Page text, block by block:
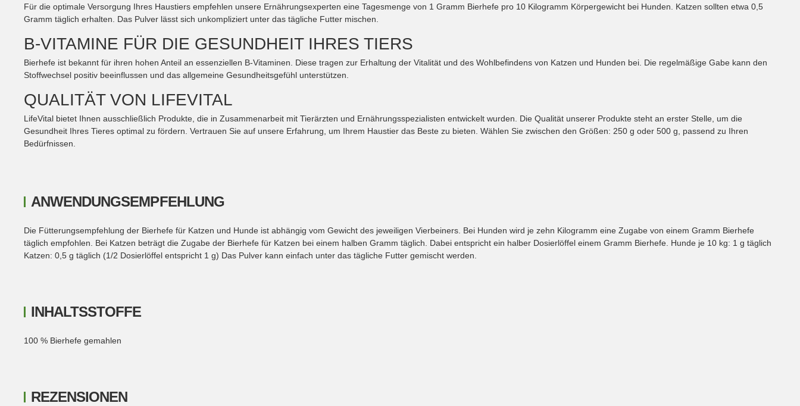
Für die optimale Versorgung Ihres Haustiers empfehlen unsere Ernährungsexperten eine Tagesmenge von 1 Gramm Bierhefe pro 10 Kilogramm Körpergewicht bei Hunden. Katzen sollten etwa 0,5
Gramm täglich erhalten. Das Pulver lässt sich unkompliziert unter das tägliche Futter mischen.
B-VITAMINE FÜR DIE GESUNDHEIT IHRES TIERS
Bierhefe ist bekannt für ihren hohen Anteil an essenziellen B-Vitaminen. Diese tragen zur Erhaltung der Vitalität und des Wohlbefindens von Katzen und Hunden bei. Die regelmäßige Gabe kann den
Stoffwechsel positiv beeinflussen und das allgemeine Gesundheitsgefühl unterstützen.
QUALITÄT VON LIFEVITAL
LifeVital bietet Ihnen ausschließlich Produkte, die in Zusammenarbeit mit Tierärzten und Ernährungsspezialisten entwickelt wurden. Die Qualität unserer Produkte steht an erster Stelle, um die
Gesundheit Ihres Tieres optimal zu fördern. Vertrauen Sie auf unsere Erfahrung, um Ihrem Haustier das Beste zu bieten. Wählen Sie zwischen den Größen: 250 g oder 500 g, passend zu Ihren
Bedürfnissen.
ANWENDUNGSEMPFEHLUNG
Die Fütterungsempfehlung der Bierhefe für Katzen und Hunde ist abhängig vom Gewicht des jeweiligen Vierbeiners. Bei Hunden wird je zehn Kilogramm eine Zugabe von einem Gramm Bierhefe
täglich empfohlen. Bei Katzen beträgt die Zugabe der Bierhefe für Katzen bei einem halben Gramm täglich. Dabei entspricht ein halber Dosierlöffel einem Gramm Bierhefe. Hunde je 10 kg: 1 g täglich
Katzen: 0,5 g täglich (1/2 Dosierlöffel entspricht 1 g) Das Pulver kann einfach unter das tägliche Futter gemischt werden.
INHALTSSTOFFE
100 % Bierhefe gemahlen
REZENSIONEN